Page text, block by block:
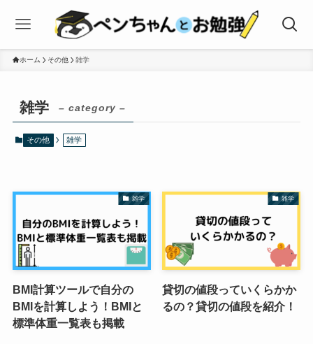
ホーム その他 雑学
雑学 – category –
その他 雑学
雑学
BMI計算ツールで自分の
BMIを計算しよう！BMIと
標準体重一覧表も掲載
雑学
貸切の値段っていくらかか
るの？貸切の値段を紹介！